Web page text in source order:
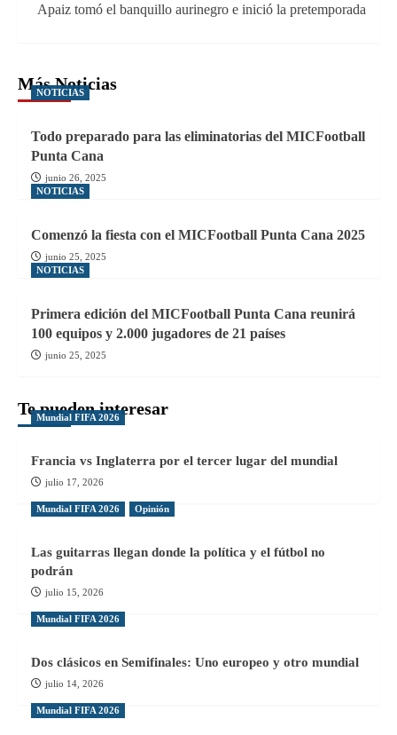
Apaiz tomó el banquillo aurinegro e inició la pretemporada
Más Noticias
NOTICIAS
Todo preparado para las eliminatorias del MICFootball
Punta Cana
junio 26, 2025
NOTICIAS
Comenzó la fiesta con el MICFootball Punta Cana 2025
junio 25, 2025
NOTICIAS
Primera edición del MICFootball Punta Cana reunirá
100 equipos y 2.000 jugadores de 21 países
junio 25, 2025
Te pueden interesar
Mundial FIFA 2026
Francia vs Inglaterra por el tercer lugar del mundial
julio 17, 2026
Mundial FIFA 2026 Opinión
Las guitarras llegan donde la política y el fútbol no
podrán
julio 15, 2026
Mundial FIFA 2026
Dos clásicos en Semifinales: Uno europeo y otro mundial
julio 14, 2026
Mundial FIFA 2026